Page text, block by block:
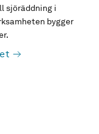
sjöräddning i
bygger